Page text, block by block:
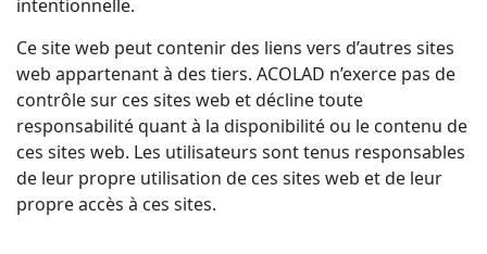
intentionnelle.
Ce site web peut contenir des liens vers d’autres sites
web appartenant à des tiers. ACOLAD n’exerce pas de
contrôle sur ces sites web et décline toute
responsabilité quant à la disponibilité ou le contenu de
ces sites web. Les utilisateurs sont tenus responsables
de leur propre utilisation de ces sites web et de leur
propre accès à ces sites.